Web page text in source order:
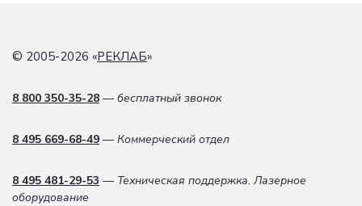
© 2005-2026 «РЕКЛАБ»
8 800 350-35-28 — бесплатный звонок
8 495 669-68-49 — Коммерческий отдел
8 495 481-29-53 — Техническая поддержка. Лазерное
оборудование